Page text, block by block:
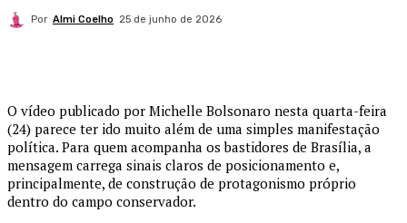
Por Almi Coelho 25 de junho de 2026
O vídeo publicado por Michelle Bolsonaro nesta quarta-feira
(24) parece ter ido muito além de uma simples manifestação
política. Para quem acompanha os bastidores de Brasília, a
mensagem carrega sinais claros de posicionamento e,
principalmente, de construção de protagonismo próprio
dentro do campo conservador.